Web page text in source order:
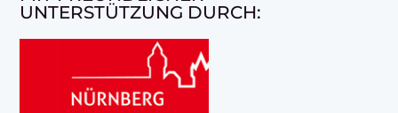
UNTERSTÜTZUNG DURCH: